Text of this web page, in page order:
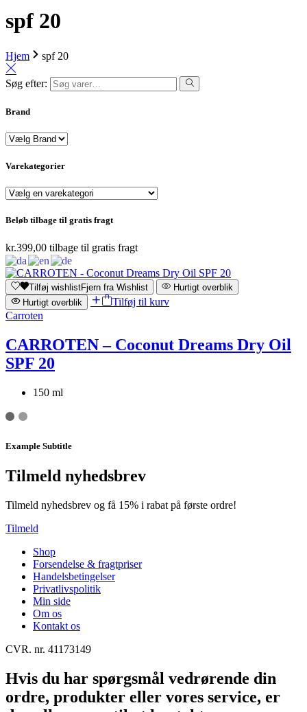
spf 20
Hjem spf 20
Søg efter:
Brand
Varekategorier
Beløb tilbage til gratis fragt
kr.399,00 tilbage til gratis fragt
Tilføj wishlistFjern fra Wishlist
Hurtigt overblik
Hurtigt overblik
Tilføj til kurv
Carroten
CARROTEN – Coconut Dreams Dry Oil
SPF 20
150 ml
Example Subtitle
Tilmeld nyhedsbrev
Tilmeld nyhedsbrev og få 15% i rabat på første ordre!
Tilmeld
Shop
Forsendelse & fragtpriser
Handelsbetingelser
Privatlivspolitik
Min side
Om os
Kontakt os
CVR. nr. 41173149
Hvis du har spørgsmål vedrørende din
ordre, produkter eller vores service, er